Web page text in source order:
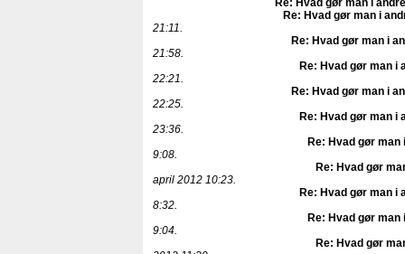
Re: Hvad gør man i
21:11.
Re: Hvad gør man i
21:58.
Re: Hvad gør man i
22:21.
Re: Hvad gør man i
22:25.
Re: Hvad gør man i
23:36.
Re: Hvad gør man
9:08.
Re: Hvad gør
april 2012 10:23.
Re: Hvad gør man i
8:32.
Re: Hvad gør man
9:04.
Re: Hvad gør